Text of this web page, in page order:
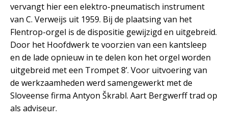
vervangt hier een elektro-pneumatisch instrument
van C. Verweijs uit 1959. Bij de plaatsing van het
Flentrop-orgel is de dispositie gewijzigd en uitgebreid.
Door het Hoofdwerk te voorzien van een kantsleep
en de lade opnieuw in te delen kon het orgel worden
uitgebreid met een Trompet 8’. Voor uitvoering van
de werkzaamheden werd samengewerkt met de
Sloveense firma Antyon Škrabl. Aart Bergwerff trad op
als adviseur.